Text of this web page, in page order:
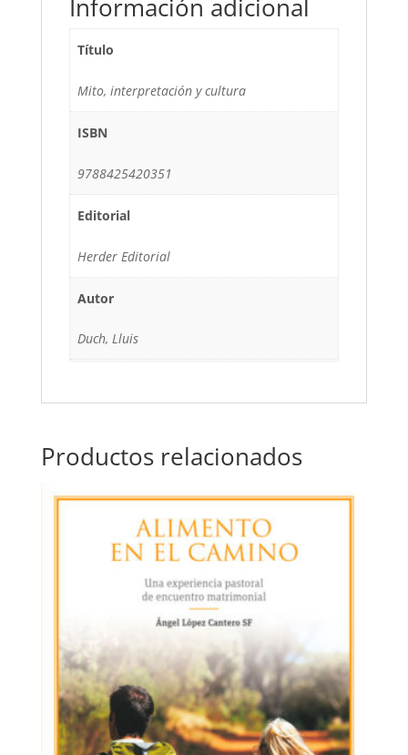
Información adicional
Título
Mito, interpretación y cultura
ISBN
9788425420351
Editorial
Herder Editorial
Autor
Duch, Lluis
Productos relacionados